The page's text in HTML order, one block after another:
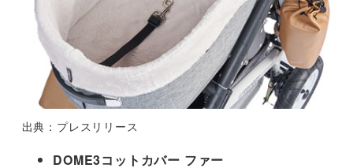
出典：プレスリリース
DOME3コットカバー ファー